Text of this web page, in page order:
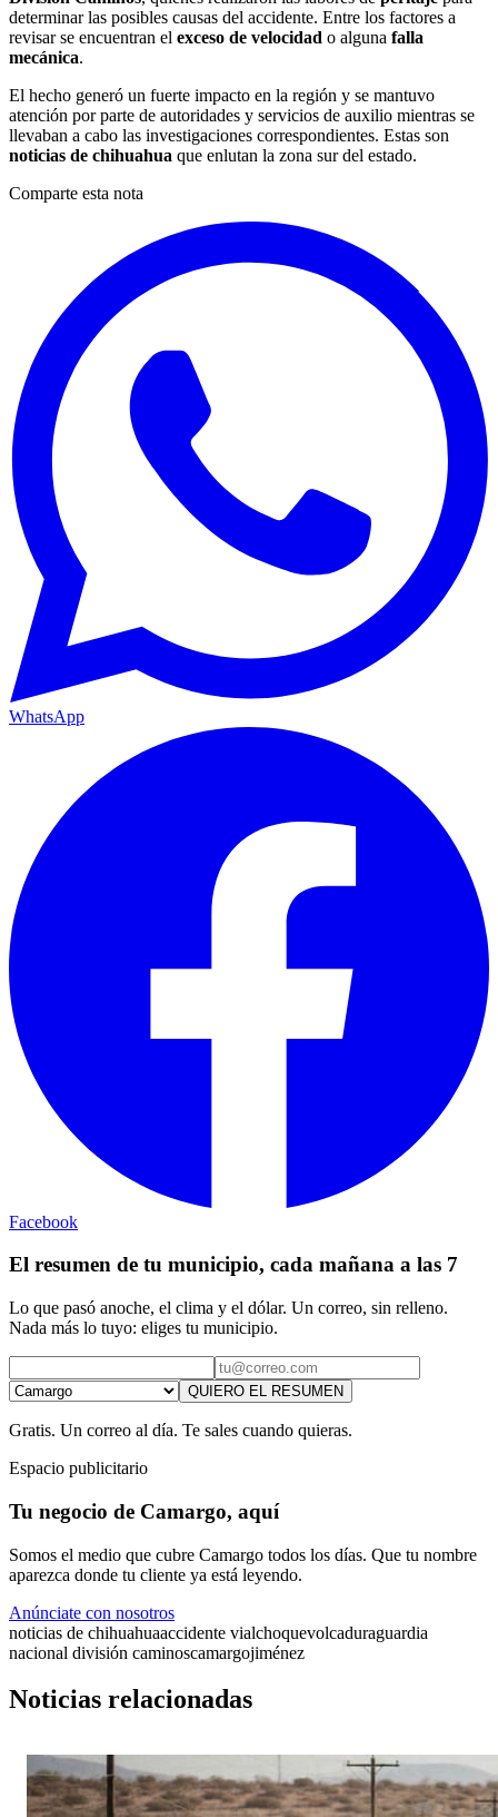
determinar las posibles causas del accidente. Entre los factores a
revisar se encuentran el exceso de velocidad o alguna falla
mecánica.
El hecho generó un fuerte impacto en la región y se mantuvo
atención por parte de autoridades y servicios de auxilio mientras se
llevaban a cabo las investigaciones correspondientes. Estas son
noticias de chihuahua que enlutan la zona sur del estado.
Comparte esta nota
WhatsApp
Facebook
El resumen de tu municipio, cada mañana a las 7
Lo que pasó anoche, el clima y el dólar. Un correo, sin relleno.
Nada más lo tuyo: eliges tu municipio.
QUIERO EL RESUMEN
Gratis. Un correo al día. Te sales cuando quieras.
Espacio publicitario
Tu negocio de Camargo, aquí
Somos el medio que cubre Camargo todos los días. Que tu nombre
aparezca donde tu cliente ya está leyendo.
Anúnciate con nosotros
noticias de chihuahuaaccidente vialchoquevolcaduraguardia
nacional división caminoscamargojiménez
Noticias relacionadas